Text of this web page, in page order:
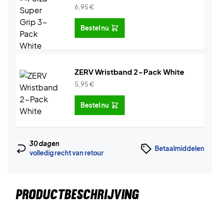
6,95€
Bestel nu
ZERV Wristband 2-Pack White
5,95€
Bestel nu
30 dagen
volledig recht van retour
Betaalmiddelen
PRODUCTBESCHRIJVING